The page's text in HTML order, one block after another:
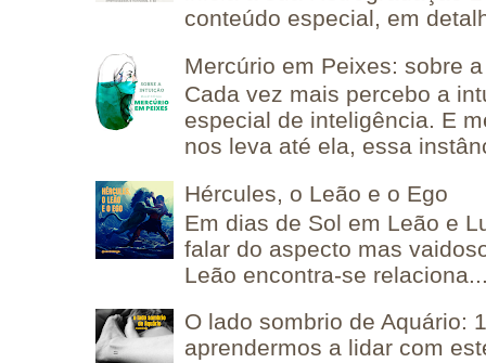
conteúdo especial, em
Mercúrio em Peixes: sobre
Cada vez mais percebo a
especial de inteligência. E
nos leva até ela, essa
Hércules, o Leão e o Ego
Em dias de Sol em Leão e
falar do aspecto mas
Leão encontra-se
O lado sombrio de Aquário:
aprendermos a lidar com